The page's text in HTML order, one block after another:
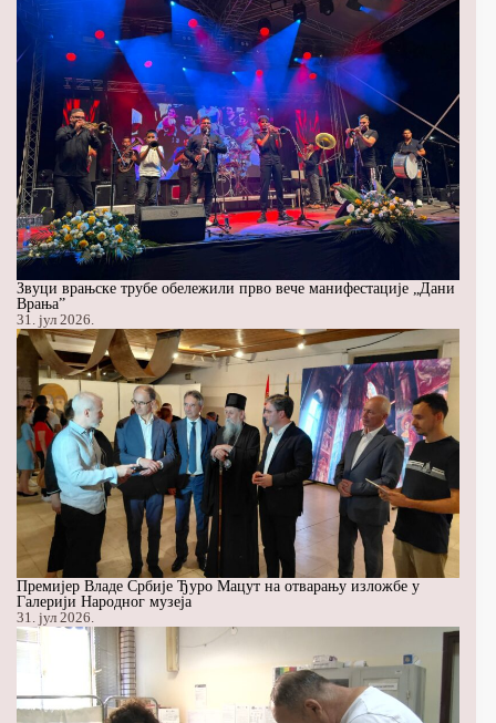
Звуци врањске трубе обележили прво вече манифестације „Дани
Врања”
31. јул 2026.
Премијер Владе Србије Ђуро Мацут на отварању изложбе у
Галерији Народног музеја
31. јул 2026.